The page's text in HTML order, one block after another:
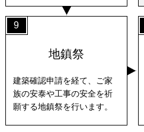
9
地鎮祭
建築確認申請を経て、ご家
族の安泰や工事の安全を祈
願する地鎮祭を行います。